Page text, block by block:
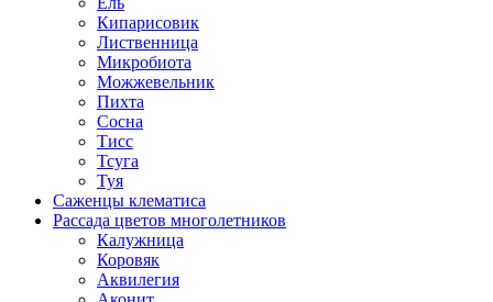
Кипарисовик
Лиственница
Микробиота
Можжевельник
Пихта
Сосна
Тисс
Тсуга
Туя
Саженцы клематиса
Рассада цветов многолетников
Калужница
Коровяк
Аквилегия